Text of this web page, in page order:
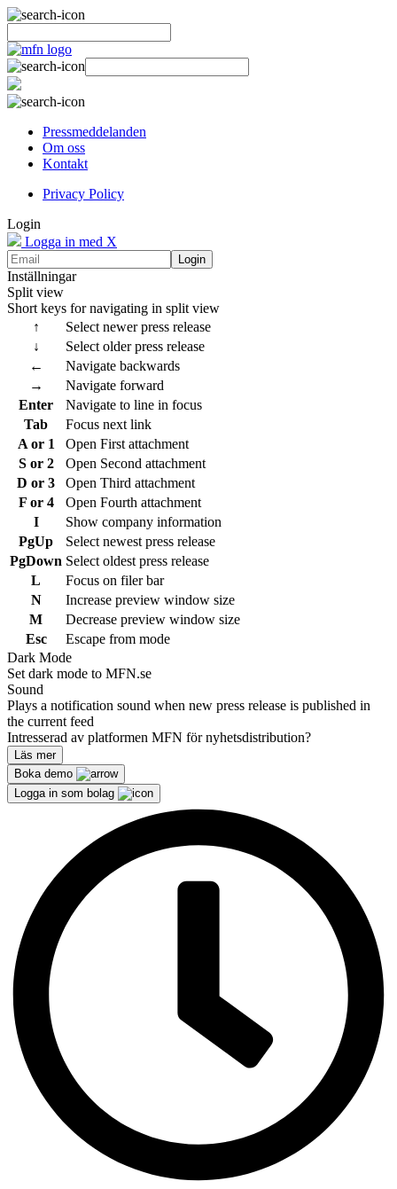
Pressmeddelanden
Om oss
Kontakt
Privacy Policy
Login
Logga in med X
Login
Inställningar
Split view
Short keys for navigating in split view
↑
Select newer press release
↓
Select older press release
←
Navigate backwards
→
Navigate forward
Enter
Navigate to line in focus
Tab
Focus next link
A or 1
Open First attachment
S or 2
Open Second attachment
D or 3
Open Third attachment
F or 4
Open Fourth attachment
I
Show company information
PgUp
Select newest press release
PgDown Select oldest press release
L
Focus on filer bar
N
Increase preview window size
M
Decrease preview window size
Esc
Escape from mode
Dark Mode
Set dark mode to MFN.se
Sound
Plays a notification sound when new press release is published in
the current feed
Intresserad av platformen MFN för nyhetsdistribution?
Läs mer
Boka demo
Logga in som bolag